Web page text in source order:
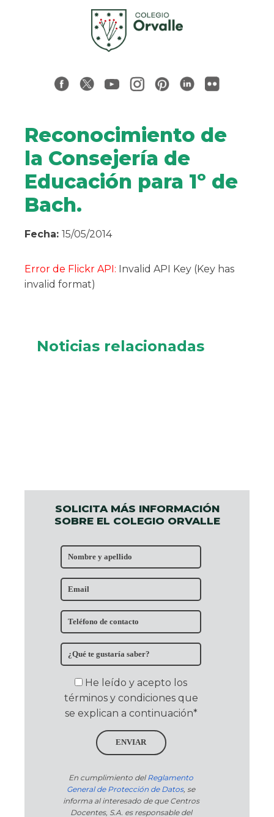
SOLICITA MÁS INFORMACIÓN
SOBRE EL COLEGIO ORVALLE
He leído y acepto los
términos y condiciones que
se explican a continuación*
ENVIAR
En cumplimiento delReglamento
General de Protección de Datos, se
informa al interesado de que Centros
Docentes, S.A. es responsable del
Reconocimiento de
la Consejería de
Educación para 1º de
Bach.
Fecha: 15/05/2014
Error de Flickr API: Invalid API Key (Key has
invalid format)
Noticias relacionadas